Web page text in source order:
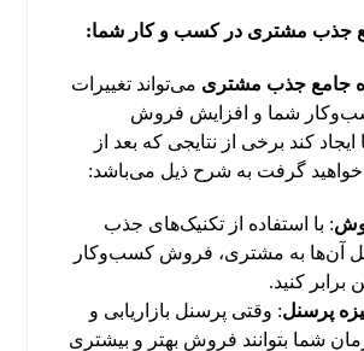
جذب مشتری در کسب و کار شما:
جامع جذب مشتری می‌تواند تغییرات
شما و افزایش فروش
کند برخی از نتایجی که بعد از
خواهید گرفت به شرح ذیل می‌باشد:
: با استفاده از تکنیک‌های جذب
آن‌ها به مشتری، فروش کسب‌وکار
برابر کنید.
پرسنل: وقتی پرسنل بازاریابی و
شما بتوانند فروش بهتر و بیشتری